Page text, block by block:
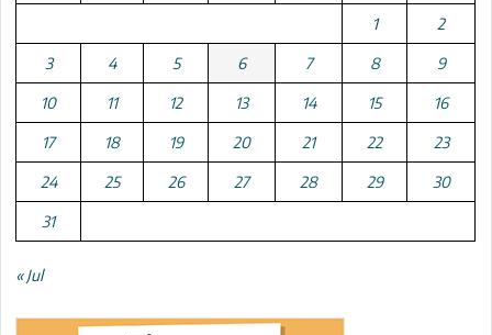
1 2
3 4 5 6 7 8 9
10 11 12 13 14 15 16
17 18 19 20 21 22 23
24 25 26 27 28 29 30
31
« Jul